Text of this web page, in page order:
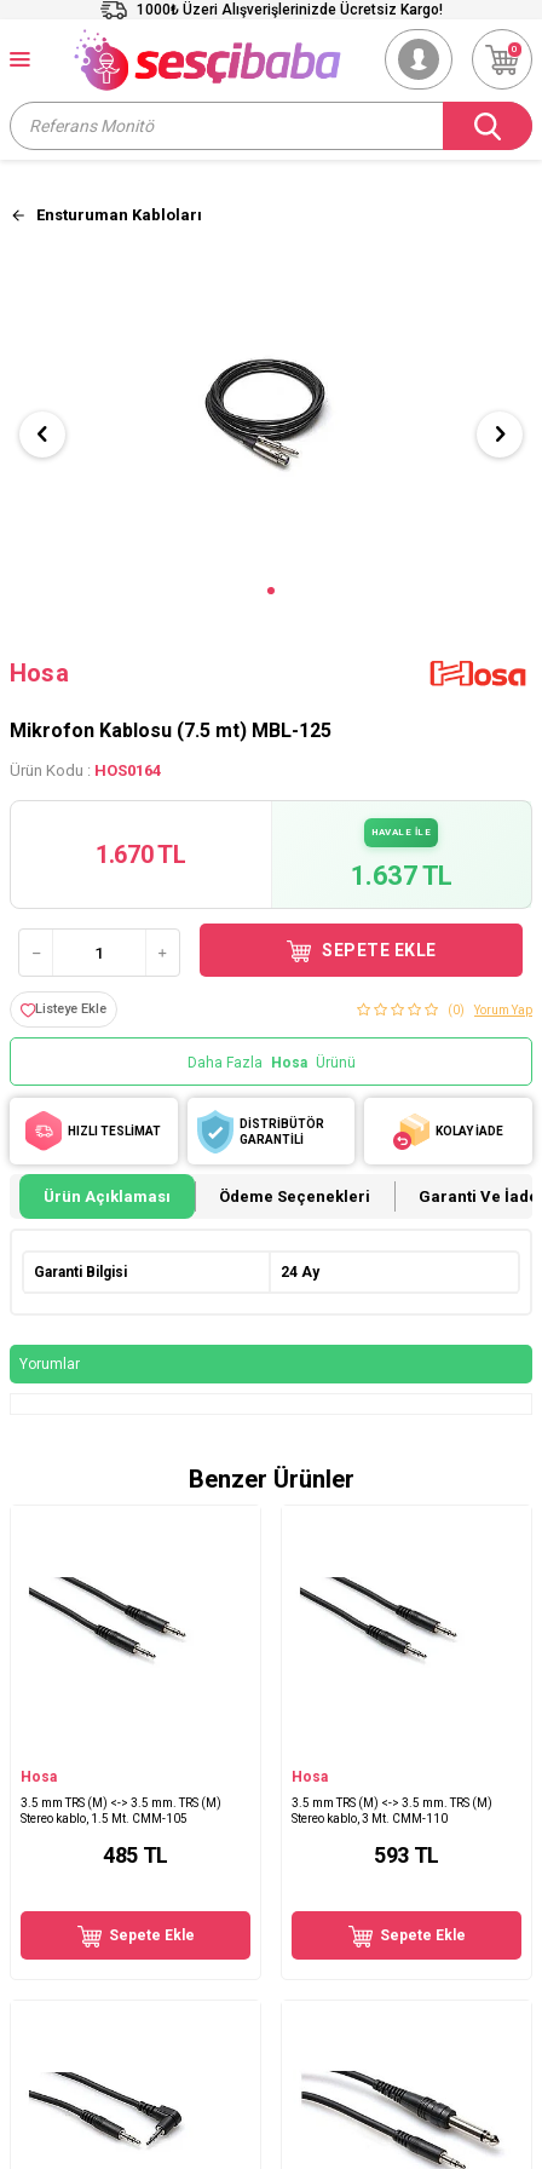
1000₺ Üzeri Alışverişlerinizde Ücretsiz Kargo!
0
Ensturuman Kabloları
Hosa
Mikrofon Kablosu (7.5 mt) MBL-125
Ürün Kodu : HOS0164
1.670 TL
HAVALE İLE
1.637 TL
SEPETE EKLE
Listeye Ekle (0) Yorum Yap
Daha Fazla Hosa Ürünü
HIZLI TESLİMAT
DİSTRİBÜTÖR
GARANTİLİ
KOLAY İADE
Ürün Açıklaması Ödeme Seçenekleri Garanti Ve İade
Garanti Bilgisi 24 Ay
Yorumlar
Benzer Ürünler
Hosa
3.5 mm TRS (M) <-> 3.5 mm. TRS (M)
Stereo kablo, 1.5 Mt. CMM-105
485 TL
Sepete Ekle
Hosa
3.5 mm TRS (M) <-> 3.5 mm. TRS (M)
Stereo kablo, 3 Mt. CMM-110
593 TL
Sepete Ekle